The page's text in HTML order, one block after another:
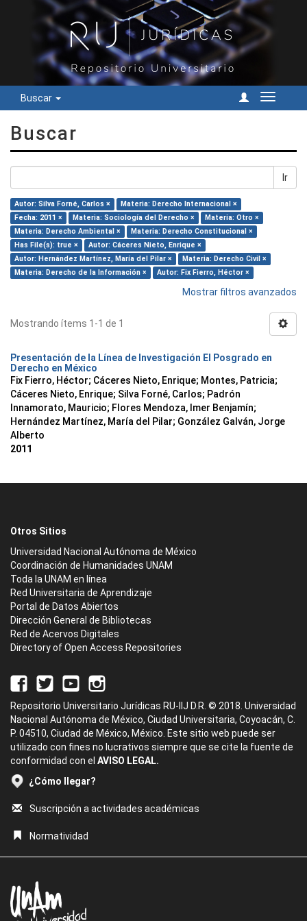
Buscar
Cambiar
Buscar
Ir
Autor: Silva Forné, Carlos ×
Materia: Derecho Internacional ×
Fecha: 2011 ×
Materia: Sociología del Derecho ×
Materia: Otro ×
Materia: Derecho Ambiental ×
Materia: Derecho Constitucional ×
Has File(s): true ×
Autor: Cáceres Nieto, Enrique ×
Autor: Hernández Martínez, María del Pilar ×
Materia: Derecho Civil ×
Materia: Derecho de la Información ×
Autor: Fix Fierro, Héctor ×
Mostrar filtros avanzados
Mostrando ítems 1-1 de 1
Presentación de la Línea de Investigación El Posgrado en
Derecho en México
Fix Fierro, Héctor; Cáceres Nieto, Enrique; Montes, Patricia;
Cáceres Nieto, Enrique; Silva Forné, Carlos; Padrón
Innamorato, Mauricio; Flores Mendoza, Imer Benjamín;
Hernández Martínez, María del Pilar; González Galván, Jorge
Alberto
2011
Otros Sitios
Universidad Nacional Autónoma de México
Coordinación de Humanidades UNAM
Toda la UNAM en línea
Red Universitaria de Aprendizaje
Portal de Datos Abiertos
Dirección General de Bibliotecas
Red de Acervos Digitales
Directory of Open Access Repositories
Repositorio Universitario Jurídicas RU-IIJ D.R. © 2018. Universidad
Nacional Autónoma de México, Ciudad Universitaria, Coyoacán, C.
P. 04510, Ciudad de México, México. Este sitio web puede ser
utilizado con fines no lucrativos siempre que se cite la fuente de
conformidad con el AVISO LEGAL.
¿Cómo llegar?
Suscripción a actividades académicas
Normatividad